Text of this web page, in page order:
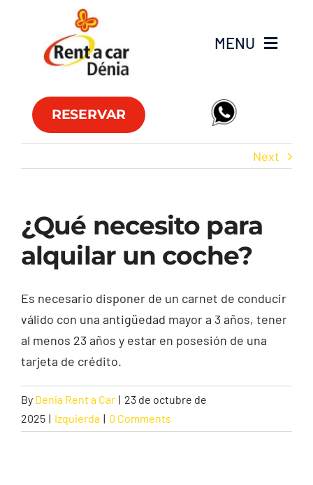
MENU
Flota
Oficinas
FAQ
RESERVAR
Next
¿Qué necesito para
alquilar un coche?
Es necesario disponer de un carnet de conducir
válido con una antigüedad mayor a 3 años, tener
al menos 23 años y estar en posesión de una
tarjeta de crédito.
By Denia Rent a Car | 23 de octubre de
2025 | Izquierda | 0 Comments